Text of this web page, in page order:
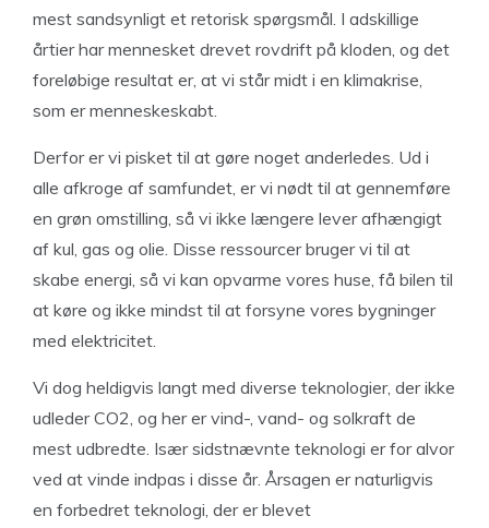
mest sandsynligt et retorisk spørgsmål. I adskillige
årtier har mennesket drevet rovdrift på kloden, og det
foreløbige resultat er, at vi står midt i en klimakrise,
som er menneskeskabt.
Derfor er vi pisket til at gøre noget anderledes. Ud i
alle afkroge af samfundet, er vi nødt til at gennemføre
en grøn omstilling, så vi ikke længere lever afhængigt
af kul, gas og olie. Disse ressourcer bruger vi til at
skabe energi, så vi kan opvarme vores huse, få bilen til
at køre og ikke mindst til at forsyne vores bygninger
med elektricitet.
Vi dog heldigvis langt med diverse teknologier, der ikke
udleder CO2, og her er vind-, vand- og solkraft de
mest udbredte. Især sidstnævnte teknologi er for alvor
ved at vinde indpas i disse år. Årsagen er naturligvis
en forbedret teknologi, der er blevet